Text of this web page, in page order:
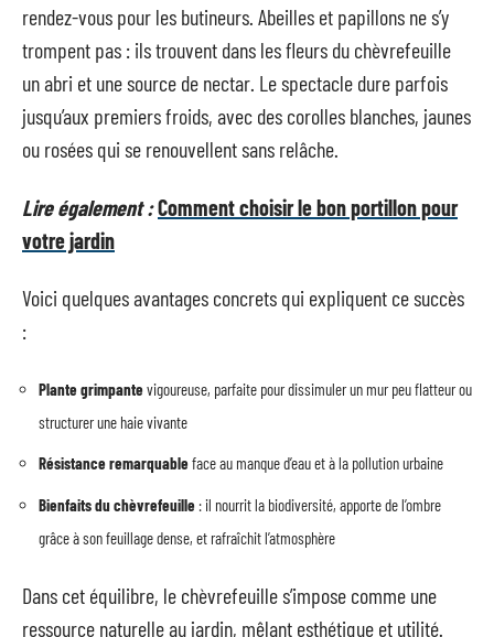
rendez-vous pour les butineurs. Abeilles et papillons ne s’y
trompent pas : ils trouvent dans les fleurs du chèvrefeuille
un abri et une source de nectar. Le spectacle dure parfois
jusqu’aux premiers froids, avec des corolles blanches, jaunes
ou rosées qui se renouvellent sans relâche.
Lire également :Comment choisir le bon portillon pour
votre jardin
Voici quelques avantages concrets qui expliquent ce succès
:
Plante grimpantevigoureuse, parfaite pour dissimuler un mur peu flatteur ou
structurer une haie vivante
Résistance remarquableface au manque d’eau et à la pollution urbaine
Bienfaits du chèvrefeuille : il nourrit la biodiversité, apporte de l’ombre
grâce à son feuillage dense, et rafraîchit l’atmosphère
Dans cet équilibre, le chèvrefeuille s’impose comme une
ressource naturelle au jardin, mêlant esthétique et utilité.